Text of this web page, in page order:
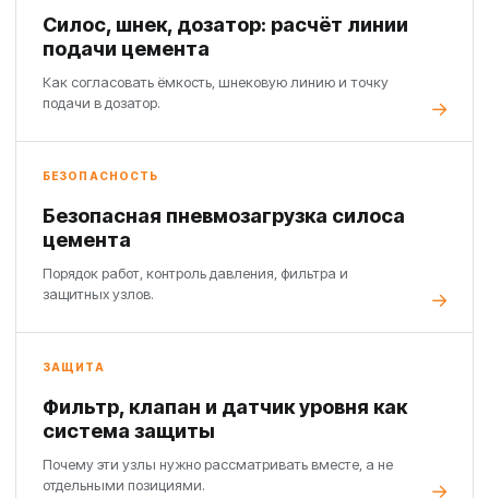
Силос, шнек, дозатор: расчёт линии
подачи цемента
Как согласовать ёмкость, шнековую линию и точку
подачи в дозатор.
БЕЗОПАСНОСТЬ
Безопасная пневмозагрузка силоса
цемента
Порядок работ, контроль давления, фильтра и
защитных узлов.
ЗАЩИТА
Фильтр, клапан и датчик уровня как
система защиты
Почему эти узлы нужно рассматривать вместе, а не
отдельными позициями.